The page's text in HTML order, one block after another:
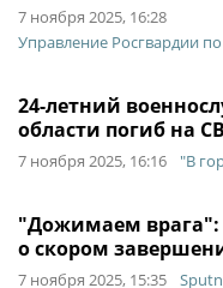
7 ноября 2025, 16:28
Управление Росгвардии
24-летний
области погиб на
7 ноября 2025, 16:16 "В
"Дожимаем врага":
о скором
7 ноября 2025, 15:35